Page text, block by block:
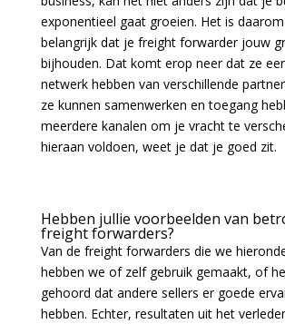
exponentieel gaat groeien. Het is
belangrijk dat je freight forwarder jouw
bijhouden. Dat komt erop neer dat ze
netwerk hebben van verschillende
ze kunnen samenwerken en toegang
meerdere kanalen om je vracht te
hieraan voldoen, weet je dat je goed zit.
Hebben jullie voorbeelden van
freight forwarders?
Van de freight forwarders die we
hebben we of zelf gebruik gemaakt, of
gehoord dat andere sellers er goede
hebben. Echter, resultaten uit het